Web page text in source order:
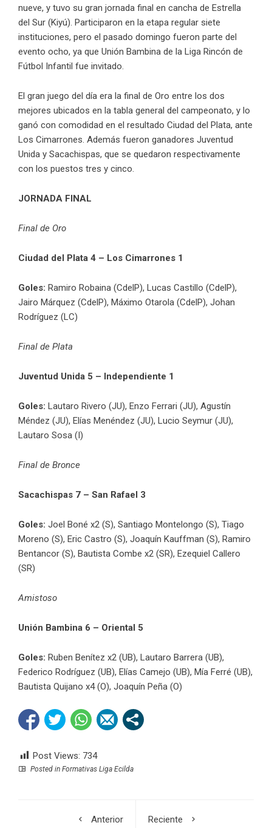
nueve, y tuvo su gran jornada final en cancha de Estrella
del Sur (Kiyú). Participaron en la etapa regular siete
instituciones, pero el pasado domingo fueron parte del
evento ocho, ya que Unión Bambina de la Liga Rincón de
Fútbol Infantil fue invitado.
El gran juego del día era la final de Oro entre los dos
mejores ubicados en la tabla general del campeonato, y lo
ganó con comodidad en el resultado Ciudad del Plata, ante
Los Cimarrones. Además fueron ganadores Juventud
Unida y Sacachispas, que se quedaron respectivamente
con los puestos tres y cinco.
JORNADA FINAL
Final de Oro
Ciudad del Plata 4 – Los Cimarrones 1
Goles: Ramiro Robaina (CdelP), Lucas Castillo (CdelP),
Jairo Márquez (CdelP), Máximo Otarola (CdelP), Johan
Rodríguez (LC)
Final de Plata
Juventud Unida 5 – Independiente 1
Goles: Lautaro Rivero (JU), Enzo Ferrari (JU), Agustín
Méndez (JU), Elías Menéndez (JU), Lucio Seymur (JU),
Lautaro Sosa (I)
Final de Bronce
Sacachispas 7 – San Rafael 3
Goles: Joel Boné x2 (S), Santiago Montelongo (S), Tiago
Moreno (S), Eric Castro (S), Joaquín Kauffman (S), Ramiro
Bentancor (S), Bautista Combe x2 (SR), Ezequiel Callero
(SR)
Amistoso
Unión Bambina 6 – Oriental 5
Goles: Ruben Benítez x2 (UB), Lautaro Barrera (UB),
Federico Rodríguez (UB), Elías Camejo (UB), Mía Ferré (UB),
Bautista Quijano x4 (O), Joaquín Peña (O)
Post Views: 734
Posted in Formativas Liga Ecilda
Anterior
Reciente